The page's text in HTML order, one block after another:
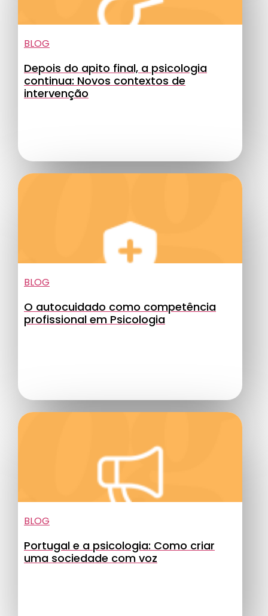
BLOG
Depois do apito final, a psicologia
continua: Novos contextos de
intervenção
BLOG
O autocuidado como competência
profissional em Psicologia
BLOG
Portugal e a psicologia: Como criar
uma sociedade com voz